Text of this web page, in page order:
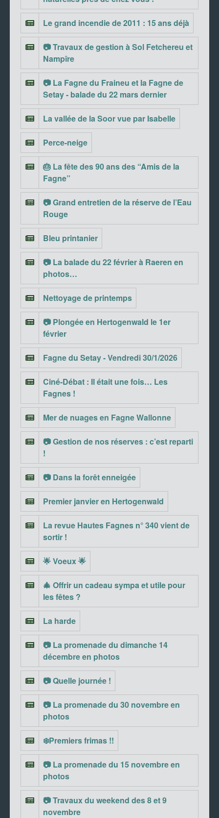
Le grand incendie de 2011 : 15 ans déjà
📷 Travaux de gestion à Sol Fetchereu et
Nampîre
📷 La Fagne du Fraineu et la Fagne de
Setay - balade du 22 mars dernier
La vallée de la Soor vue par Isabelle
Perce-neige
🎂 La fête des 90 ans des “Amis de la
Fagne”
📷 Grand entretien de la réserve de l’Eau
Rouge
Bleu printanier
📷 La balade du 22 février à Raeren en
photos…
Nettoyage de printemps
📷 Plongée en Hertogenwald le 1er
février
Fagne du Setay - Vendredi 30/1/2026
Ciné-Débat : Il était une fois… Les
Fagnes !
Mer de nuages en Fagne Wallonne
📷 Gestion de nos réserves : c’est reparti
!
📷 Dans la forêt enneigée
Premier janvier en Hertogenwald
La revue Hautes Fagnes n° 340 vient de
sortir !
🌟 Voeux 🌟
🎄 Offrir un cadeau sympa et utile pour
les fêtes ?
La harde
📷 La promenade du dimanche 14
décembre en photos
📷 Quelle journée !
📷 La promenade du 30 novembre en
photos
❄️Premiers frimas !!
📷 La promenade du 15 novembre en
photos
📷 Travaux du weekend des 8 et 9
novembre